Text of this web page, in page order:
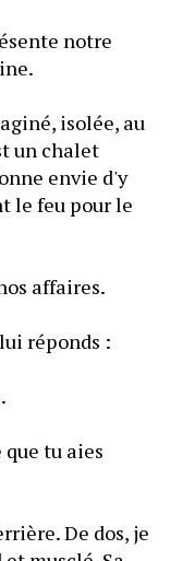
notre
isolée, au
un chalet
envie d'y
le feu pour le
affaires.
réponds :
tu aies
De dos, je